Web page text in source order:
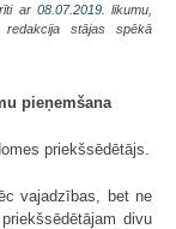
ar 08.07.2019. likumu,
stājas spēkā
pieņemšana
priekšsēdētājs.
vajadzības, bet ne
divu